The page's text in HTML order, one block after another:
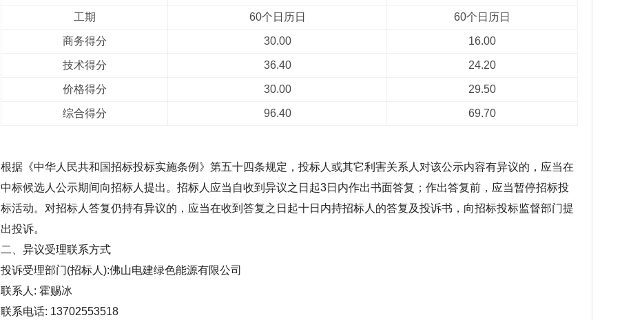
工期 60个日历日 60个日历日
商务得分 30.00 16.00
技术得分 36.40 24.20
价格得分 30.00 29.50
综合得分 96.40 69.70
根据《中华人民共和国招标投标实施条例》第五十四条规定，投标人或其它利害关系人对该公示内容有异议的，应当在
中标候选人公示期间向招标人提出。招标人应当自收到异议之日起3日内作出书面答复；作出答复前，应当暂停招标投
标活动。对招标人答复仍持有异议的，应当在收到答复之日起十日内持招标人的答复及投诉书，向招标投标监督部门提
出投诉。
二、异议受理联系方式
投诉受理部门(招标人):佛山电建绿色能源有限公司
联系人: 霍赐冰
联系电话: 13702553518